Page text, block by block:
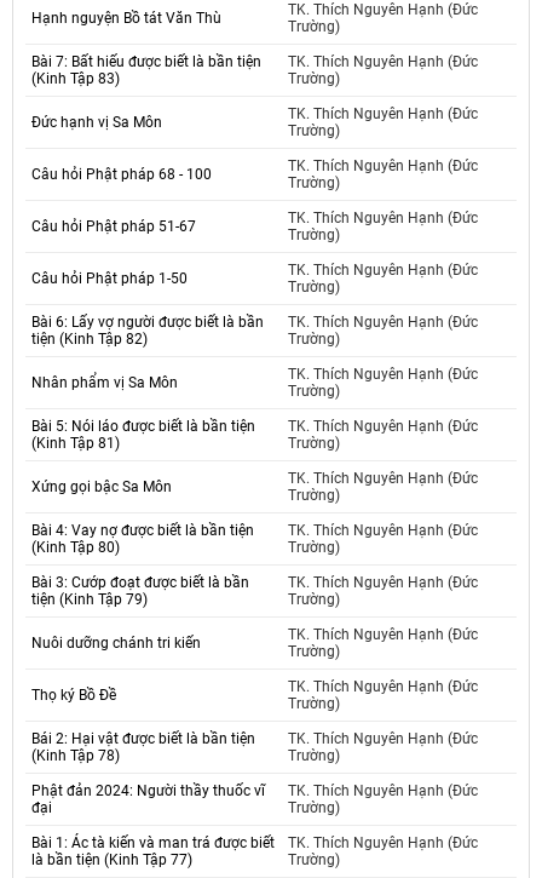
Hạnh nguyện Bồ tát Văn Thù
TK. Thích Nguyên Hạnh (Đức
Trường)
Bài 7: Bất hiếu được biết là bần tiện
(Kinh Tập 83)
TK. Thích Nguyên Hạnh (Đức
Trường)
Đức hạnh vị Sa Môn
TK. Thích Nguyên Hạnh (Đức
Trường)
Câu hỏi Phật pháp 68 - 100
TK. Thích Nguyên Hạnh (Đức
Trường)
Câu hỏi Phật pháp 51-67
TK. Thích Nguyên Hạnh (Đức
Trường)
Câu hỏi Phật pháp 1-50
TK. Thích Nguyên Hạnh (Đức
Trường)
Bài 6: Lấy vợ người được biết là bần
tiện (Kinh Tập 82)
TK. Thích Nguyên Hạnh (Đức
Trường)
Nhân phẩm vị Sa Môn
TK. Thích Nguyên Hạnh (Đức
Trường)
Bài 5: Nói láo được biết là bần tiện
(Kinh Tập 81)
TK. Thích Nguyên Hạnh (Đức
Trường)
Xứng gọi bậc Sa Môn
TK. Thích Nguyên Hạnh (Đức
Trường)
Bài 4: Vay nợ được biết là bần tiện
(Kinh Tập 80)
TK. Thích Nguyên Hạnh (Đức
Trường)
Bài 3: Cướp đoạt được biết là bần
tiện (Kinh Tập 79)
TK. Thích Nguyên Hạnh (Đức
Trường)
Nuôi dưỡng chánh tri kiến
TK. Thích Nguyên Hạnh (Đức
Trường)
Thọ ký Bồ Đề
TK. Thích Nguyên Hạnh (Đức
Trường)
Bái 2: Hại vật được biết là bần tiện
(Kinh Tập 78)
TK. Thích Nguyên Hạnh (Đức
Trường)
Phật đản 2024: Người thầy thuốc vĩ
đại
TK. Thích Nguyên Hạnh (Đức
Trường)
Bài 1: Ác tà kiến và man trá được biết
là bần tiện (Kinh Tập 77)
TK. Thích Nguyên Hạnh (Đức
Trường)